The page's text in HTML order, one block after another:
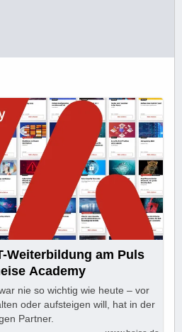
Weiterbildung am Puls
Academy
nie so wichtig wie heute – vor
oder aufsteigen will, hat in der
Partner.